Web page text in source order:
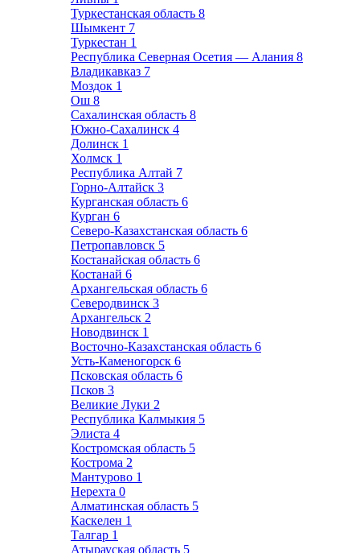
Туркестанская область 8
Шымкент 7
Туркестан 1
Республика Северная Осетия — Алания 8
Владикавказ 7
Моздок 1
Ош 8
Сахалинская область 8
Южно-Сахалинск 4
Долинск 1
Холмск 1
Республика Алтай 7
Горно-Алтайск 3
Курганская область 6
Курган 6
Северо-Казахстанская область 6
Петропавловск 5
Костанайская область 6
Костанай 6
Архангельская область 6
Северодвинск 3
Архангельск 2
Новодвинск 1
Восточно-Казахстанская область 6
Усть-Каменогорск 6
Псковская область 6
Псков 3
Великие Луки 2
Республика Калмыкия 5
Элиста 4
Костромская область 5
Кострома 2
Мантурово 1
Нерехта 0
Алматинская область 5
Каскелен 1
Талгар 1
Атырауская область 5